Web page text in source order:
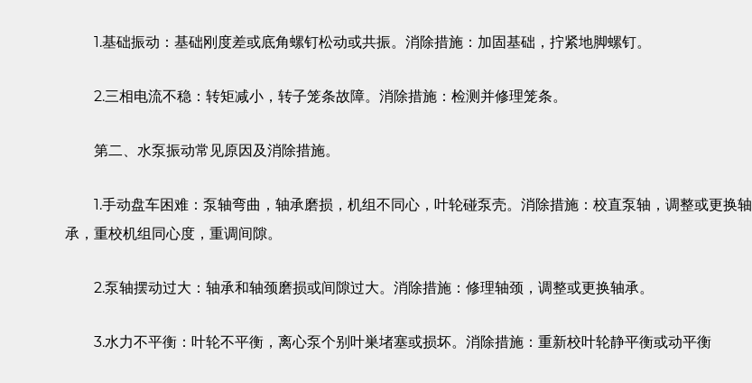
1.基础振动：基础刚度差或底角螺钉松动或共振。消除措施：加固基础，拧紧地脚螺钉。
2.三相电流不稳：转矩减小，转子笼条故障。消除措施：检测并修理笼条。
第二、水泵振动常见原因及消除措施。
1.手动盘车困难：泵轴弯曲，轴承磨损，机组不同心，叶轮碰泵壳。消除措施：校直泵轴，调整或更换轴
承，重校机组同心度，重调间隙。
2.泵轴摆动过大：轴承和轴颈磨损或间隙过大。消除措施：修理轴颈，调整或更换轴承。
3.水力不平衡：叶轮不平衡，离心泵个别叶巣堵塞或损坏。消除措施：重新校叶轮静平衡或动平衡